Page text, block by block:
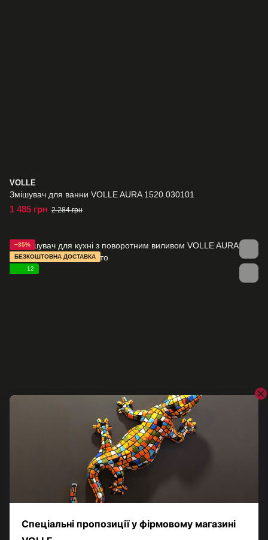
VOLLE
Змішувач для ванни VOLLE AURA 1520.030101
1 485 грн 2 284 грн
−35%
БЕЗКОШТОВНА ДОСТАВКА
12
1520.110101
1 471 грн 2 263 грн